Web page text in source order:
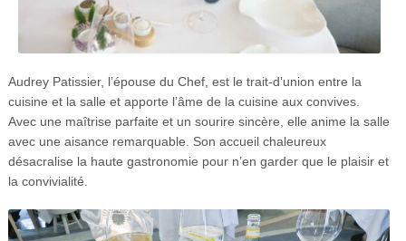
Audrey Patissier, l’épouse du Chef, est le trait-d’union entre la
cuisine et la salle et apporte l’âme de la cuisine aux convives.
Avec une maîtrise parfaite et un sourire sincère, elle anime la salle
avec une aisance remarquable. Son accueil chaleureux
désacralise la haute gastronomie pour n’en garder que le plaisir et
la convivialité.